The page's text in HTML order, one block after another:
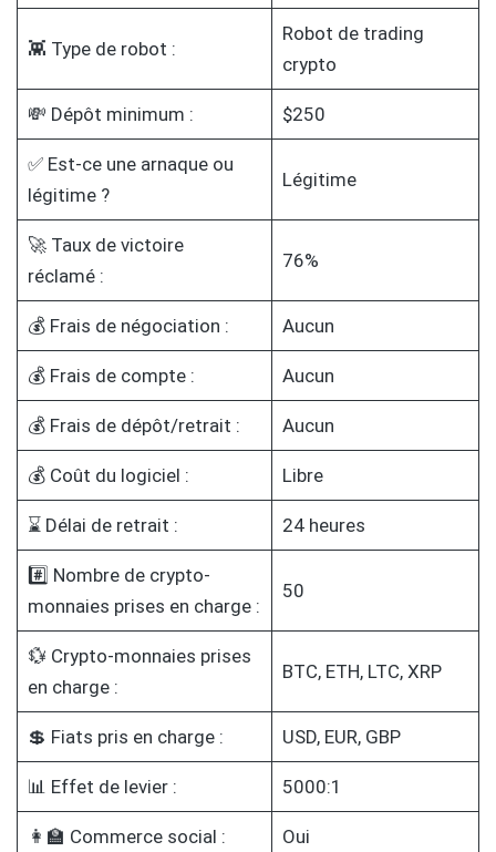
👾 Type de robot :
Robot de trading
crypto
💸 Dépôt minimum : $250
✅ Est-ce une arnaque ou
légitime ?
Légitime
🚀 Taux de victoire
réclamé :
76%
💰 Frais de négociation : Aucun
💰 Frais de compte : Aucun
💰 Frais de dépôt/retrait : Aucun
💰 Coût du logiciel : Libre
⌛ Délai de retrait : 24 heures
#️⃣ Nombre de crypto-
monnaies prises en charge :
50
💱 Crypto-monnaies prises
en charge :
BTC, ETH, LTC, XRP
💲 Fiats pris en charge : USD, EUR, GBP
📊 Effet de levier : 5000:1
👩‍🏫 Commerce social : Oui